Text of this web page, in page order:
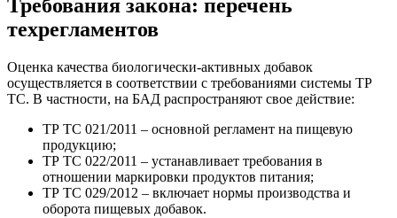
Требования закона: перечень
техрегламентов
Оценка качества биологически-активных добавок
осуществляется в соответствии с требованиями системы ТР
ТС. В частности, на БАД распространяют свое действие:
ТР ТС 021/2011 – основной регламент на пищевую
продукцию;
ТР ТС 022/2011 – устанавливает требования в
отношении маркировки продуктов питания;
ТР ТС 029/2012 – включает нормы производства и
оборота пищевых добавок.